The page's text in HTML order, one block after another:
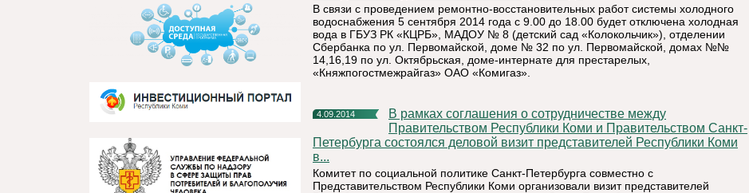
В связи с проведением ремонтно-восстановительных работ системы холодного
водоснабжения 5 сентября 2014 года с 9.00 до 18.00 будет отключена холодная
вода в ГБУЗ РК «КЦРБ», МАДОУ № 8 (детский сад «Колокольчик»), отделении
Сбербанка по ул. Первомайской, доме № 32 по ул. Первомайской, домах №№
14,16,19 по ул. Октябрьская, доме-интернате для престарелых,
«Княжпогостмежрайгаз» ОАО «Комигаз».
4.09.2014
В рамках соглашения о сотрудничестве между
Правительством Республики Коми и Правительством Санкт-
Петербурга состоялся деловой визит представителей Республики Коми
в...
Комитет по социальной политике Санкт-Петербурга совместно с
Представительством Республики Коми организовали визит представителей